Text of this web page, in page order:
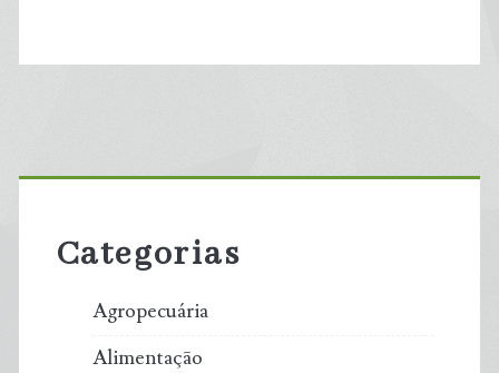
Primary
Sidebar
Categorias
Agropecuária
Alimentação